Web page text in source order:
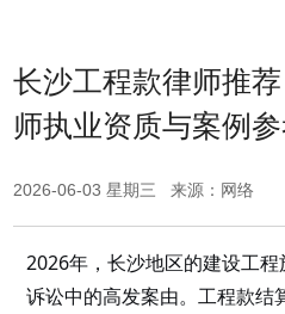
长沙工程款律师推
师执业资质与案例
2026-06-03 星期三 来源：网络
2026年，长沙地区的建设工
诉讼中的高发案由。工程款结